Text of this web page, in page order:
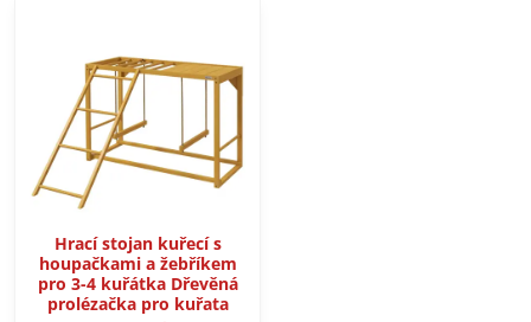
Hrací stojan kuřecí s
houpačkami a žebříkem
pro 3-4 kuřátka Dřevěná
prolézačka pro kuřata